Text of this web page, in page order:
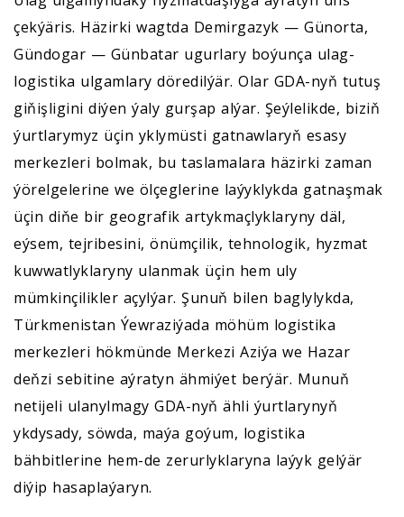
çekýäris. Häzirki wagtda Demirgazyk — Günorta,
Gündogar — Günbatar ugurlary boýunça ulag-
logistika ulgamlary döredilýär. Olar GDA-nyň tutuş
giňişligini diýen ýaly gurşap alýar. Şeýlelikde, biziň
ýurtlarymyz üçin yklymüsti gatnawlaryň esasy
merkezleri bolmak, bu taslamalara häzirki zaman
ýörelgelerine we ölçeglerine laýyklykda gatnaşmak
üçin diňe bir geografik artykmaçlyklaryny däl,
eýsem, tejribesini, önümçilik, tehnologik, hyzmat
kuwwatlyklaryny ulanmak üçin hem uly
mümkinçilikler açylýar. Şunuň bilen baglylykda,
Türkmenistan Ýewraziýada möhüm logistika
merkezleri hökmünde Merkezi Aziýa we Hazar
deňzi sebitine aýratyn ähmiýet berýär. Munuň
netijeli ulanylmagy GDA-nyň ähli ýurtlarynyň
ykdysady, söwda, maýa goýum, logistika
bähbitlerine hem-de zerurlyklaryna laýyk gelýär
diýip hasaplaýaryn.